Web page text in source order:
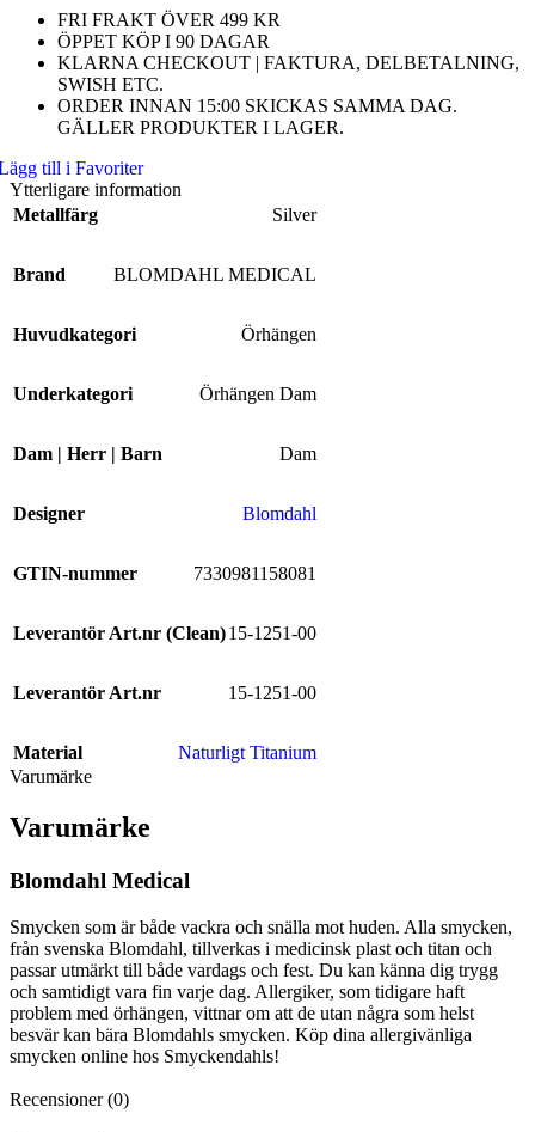
FRI FRAKT ÖVER 499 KR
ÖPPET KÖP I 90 DAGAR
KLARNA CHECKOUT | FAKTURA, DELBETALNING,
SWISH ETC.
ORDER INNAN 15:00 SKICKAS SAMMA DAG.
GÄLLER PRODUKTER I LAGER.
till i Favoriter
Ytterligare information
Metallfärg
Silver
Brand BLOMDAHL MEDICAL
Huvudkategori Örhängen
Underkategori Örhängen Dam
Dam | Herr | Barn Dam
Designer Blomdahl
GTIN-nummer 7330981158081
Leverantör Art.nr (Clean)15-1251-00
Leverantör Art.nr 15-1251-00
Material
Naturligt Titanium
Varumärke
Varumärke
Blomdahl Medical
Smycken som är både vackra och snälla mot huden. Alla smycken,
från svenska Blomdahl, tillverkas i medicinsk plast och titan och
passar utmärkt till både vardags och fest. Du kan känna dig trygg
och samtidigt vara fin varje dag. Allergiker, som tidigare haft
problem med örhängen, vittnar om att de utan några som helst
besvär kan bära Blomdahls smycken. Köp dina allergivänliga
smycken online hos Smyckendahls!
Recensioner (0)